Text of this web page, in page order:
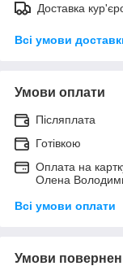
Доставка
Всі умови
Умови оплати
Післяплата
Готівкою
Оплата на
Олена
Всі умови оплати
Умови